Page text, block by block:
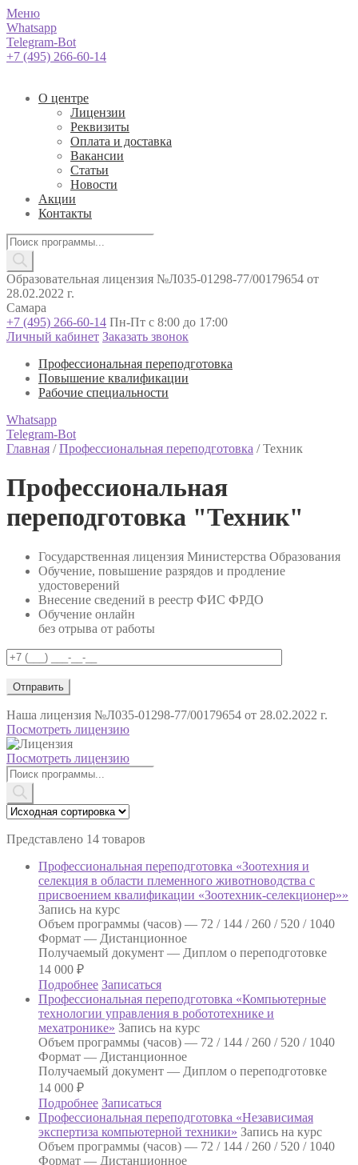
Меню
Whatsapp
Telegram-Bot
+7 (495) 266-60-14
О центре
Лицензии
Реквизиты
Оплата и доставка
Вакансии
Статьи
Новости
Акции
Контакты
Поиск
товаров
Образовательная лицензия №Л035-01298-77/00179654 от
28.02.2022 г.
Самара
+7 (495) 266-60-14 Пн-Пт с 8:00 до 17:00
Личный кабинет Заказать звонок
Профессиональная переподготовка
Повышение квалификации
Рабочие специальности
Whatsapp
Telegram-Bot
Главная /Профессиональная переподготовка /Техник
Профессиональная
переподготовка "Техник"
Государственная лицензия Министерства Образования
Обучение, повышение разрядов и продление
удостоверений
Внесение сведений в реестр ФИС ФРДО
Обучение онлайн
без отрыва от работы
Наша лицензия №Л035-01298-77/00179654 от 28.02.2022 г.
Посмотреть лицензию
Посмотреть лицензию
Поиск
товаров
Представлено 14 товаров
Профессиональная переподготовка «Зоотехния и
селекция в области племенного животноводства с
присвоением квалификации «Зоотехник-селекционер»»
Запись на курс
Объем программы (часов) — 72 / 144 / 260 / 520 / 1040
Формат — Дистанционное
Получаемый документ — Диплом о переподготовке
14 000 ₽
Подробнее Записаться
Профессиональная переподготовка «Компьютерные
технологии управления в робототехнике и
мехатронике» Запись на курс
Объем программы (часов) — 72 / 144 / 260 / 520 / 1040
Формат — Дистанционное
Получаемый документ — Диплом о переподготовке
14 000 ₽
Подробнее Записаться
Профессиональная переподготовка «Независимая
экспертиза компьютерной техники» Запись на курс
Объем программы (часов) — 72 / 144 / 260 / 520 / 1040
Формат — Дистанционное